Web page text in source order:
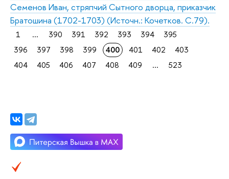
Семенов Иван, стряпчий Сытного дворца, приказчик
Братошина (1702-1703) (Источн.: Кочетков. С.79).
1 ... 390 391 392 393 394
395
396
397 398 399 400 401 402
403
404
405 406 407 408 409 ... 523